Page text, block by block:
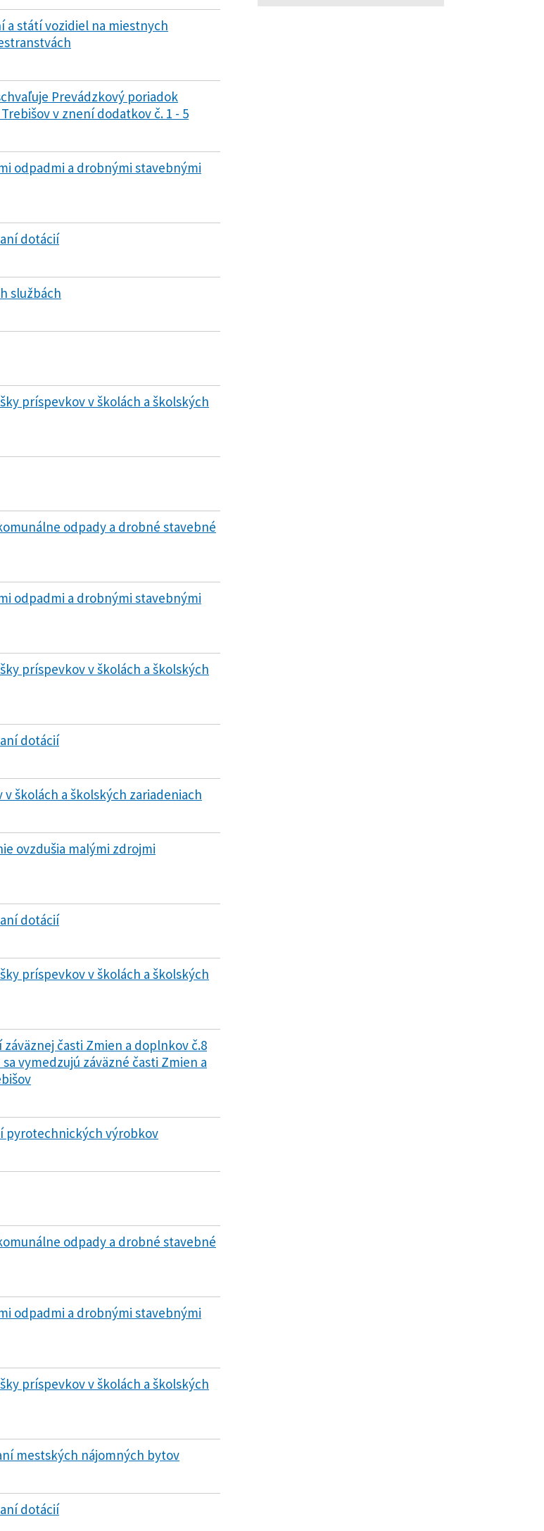
a státí vozidiel na miestnych
Prevádzkový poriadok
v znení dodatkov č. 1 - 5
odpadmi a drobnými stavebnými
dotácií
službách
príspevkov v školách a školských
odpady a drobné stavebné
odpadmi a drobnými stavebnými
príspevkov v školách a školských
dotácií
školách a školských zariadeniach
ovzdušia malými zdrojmi
dotácií
príspevkov v školách a školských
záväznej časti Zmien a doplnkov č.8
vymedzujú záväzné časti Zmien a
pyrotechnických výrobkov
odpady a drobné stavebné
odpadmi a drobnými stavebnými
príspevkov v školách a školských
mestských nájomných bytov
dotácií